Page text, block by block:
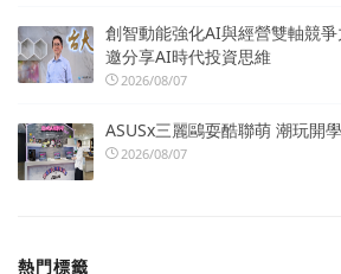
創智動能強化AI與經營雙軸競
邀分享AI時代投資思維
2026/08/07
ASUSx三麗鷗耍酷聯萌 潮玩開
2026/08/07
熱門標籤